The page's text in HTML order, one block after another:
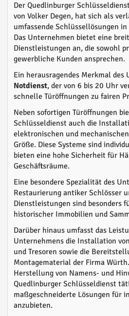
Der Quedlinburger
von Volker Degen, hat sich als
umfassende Schlüssellösungen
Das Unternehmen bietet eine
Dienstleistungen an, die sowohl
gewerbliche Kunden ansprechen.
Ein herausragendes Merkmal des
Notdienst, der von 6 bis 20 Uhr
schnelle Türöffnungen zu fairen
Neben sofortigen Türöffnungen
Schlüsseldienst auch die
elektronischen und
Größe. Diese Systeme sind
bieten eine hohe Sicherheit für
Geschäftsräume.
Eine besondere Spezialität des
Restaurierung antiker Schlösser
Dienstleistungen sind besonders
historischer Immobilien und
Darüber hinaus umfasst das
Unternehmens die Installation
und Tresoren sowie die
Montagematerial der Firma
Herstellung von Namens- und
Quedlinburger Schlüsseldienst
maßgeschneiderte Lösungen für
anzubieten.